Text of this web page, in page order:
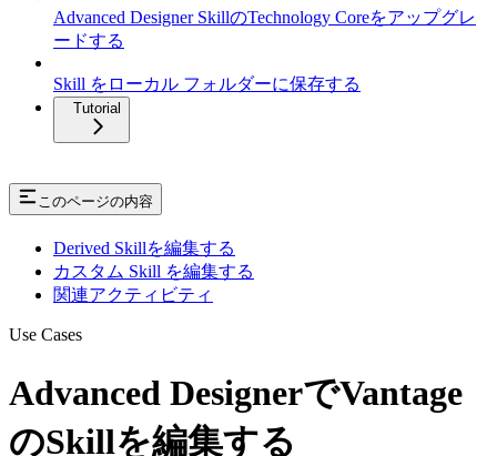
Advanced Designer SkillのTechnology Coreをアップグレ
ードする
Skill をローカル フォルダーに保存する
Tutorial
このページの内容
Derived Skillを編集する
カスタム Skill を編集する
関連アクティビティ
Use Cases
Advanced DesignerでVantage
のSkillを編集する